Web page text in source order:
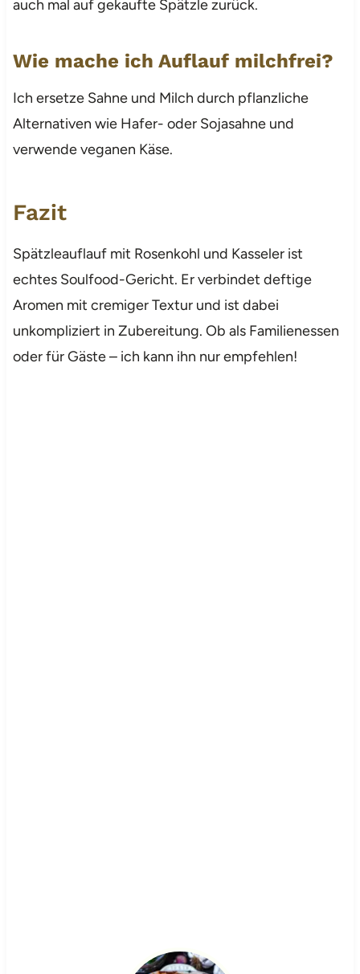
auch mal auf gekaufte Spätzle zurück.
Wie mache ich Auflauf milchfrei?
Ich ersetze Sahne und Milch durch pflanzliche
Alternativen wie Hafer- oder Sojasahne und
verwende veganen Käse.
Fazit
Spätzleauflauf mit Rosenkohl und Kasseler ist
echtes Soulfood-Gericht. Er verbindet deftige
Aromen mit cremiger Textur und ist dabei
unkompliziert in Zubereitung. Ob als Familienessen
oder für Gäste – ich kann ihn nur empfehlen!